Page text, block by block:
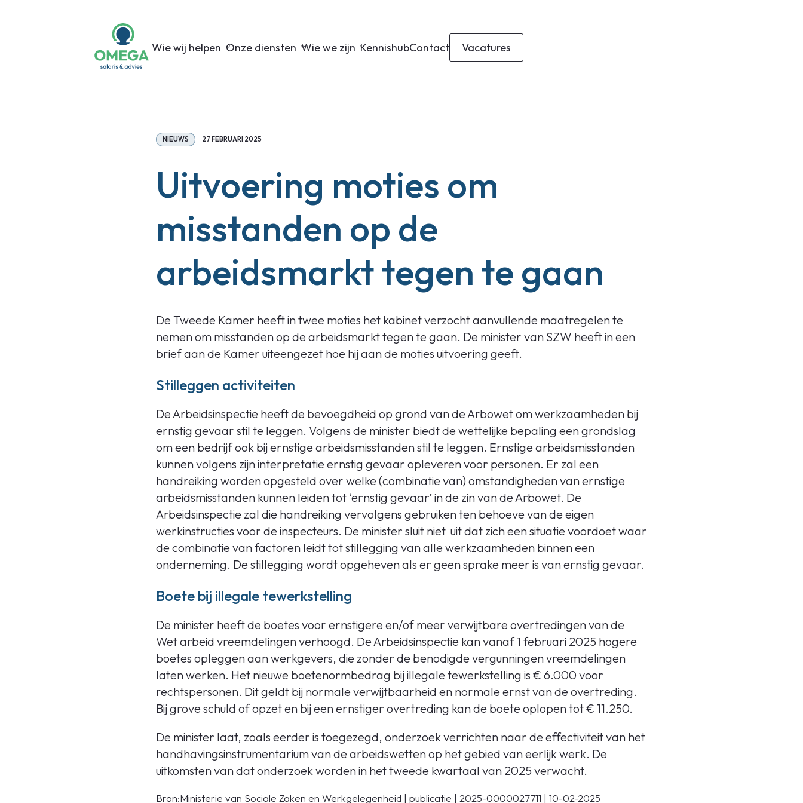
Wie wij helpen Onze diensten Wie we zijn KennishubContact Vacatures
NIEUWS 27 FEBRUARI 2025
Uitvoering moties om
misstanden op de
arbeidsmarkt tegen te gaan
De Tweede Kamer heeft in twee moties het kabinet verzocht aanvullende maatregelen te
nemen om misstanden op de arbeidsmarkt tegen te gaan. De minister van SZW heeft in een
brief aan de Kamer uiteengezet hoe hij aan de moties uitvoering geeft.
Stilleggen activiteiten
De Arbeidsinspectie heeft de bevoegdheid op grond van de Arbowet om werkzaamheden bij
ernstig gevaar stil te leggen. Volgens de minister biedt de wettelijke bepaling een grondslag
om een bedrijf ook bij ernstige arbeidsmisstanden stil te leggen. Ernstige arbeidsmisstanden
kunnen volgens zijn interpretatie ernstig gevaar opleveren voor personen. Er zal een
handreiking worden opgesteld over welke (combinatie van) omstandigheden van ernstige
arbeidsmisstanden kunnen leiden tot ‘ernstig gevaar’ in de zin van de Arbowet. De
Arbeidsinspectie zal die handreiking vervolgens gebruiken ten behoeve van de eigen
werkinstructies voor de inspecteurs. De minister sluit niet uit dat zich een situatie voordoet waar
de combinatie van factoren leidt tot stillegging van alle werkzaamheden binnen een
onderneming. De stillegging wordt opgeheven als er geen sprake meer is van ernstig gevaar.
Boete bij illegale tewerkstelling
De minister heeft de boetes voor ernstigere en/of meer verwijtbare overtredingen van de
Wet arbeid vreemdelingen verhoogd. De Arbeidsinspectie kan vanaf 1 februari 2025 hogere
boetes opleggen aan werkgevers, die zonder de benodigde vergunningen vreemdelingen
laten werken. Het nieuwe boetenormbedrag bij illegale tewerkstelling is € 6.000 voor
rechtspersonen. Dit geldt bij normale verwijtbaarheid en normale ernst van de overtreding.
Bij grove schuld of opzet en bij een ernstiger overtreding kan de boete oplopen tot € 11.250.
De minister laat, zoals eerder is toegezegd, onderzoek verrichten naar de effectiviteit van het
handhavingsinstrumentarium van de arbeidswetten op het gebied van eerlijk werk. De
uitkomsten van dat onderzoek worden in het tweede kwartaal van 2025 verwacht.
Bron:Ministerie van Sociale Zaken en Werkgelegenheid | publicatie | 2025-0000027711 | 10-02-2025